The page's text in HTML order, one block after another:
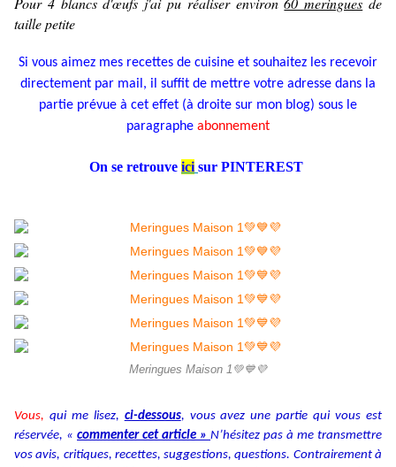
taille petite
Si vous aimez mes recettes de cuisine et souhaitez les recevoir
directement par mail, il suffit de mettre votre adresse dans la
partie prévue à cet effet (à droite sur mon blog) sous le
paragraphe abonnement
On se retrouve ici sur PINTEREST
Meringues Maison 1💚💙💜
Vous, qui me lisez, ci-dessous, vous avez une partie qui vous est
réservée, « commenter cet article » N’hésitez pas à me transmettre
vos avis, critiques, recettes, suggestions, questions. Contrairement à